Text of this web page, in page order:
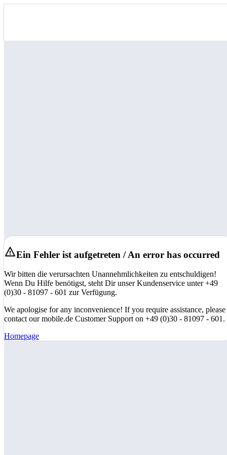
Ein Fehler ist aufgetreten / An error has occurred
Wir bitten die verursachten Unannehmlichkeiten zu entschuldigen!
Wenn Du Hilfe benötigst, steht Dir unser Kundenservice unter +49
(0)30 - 81097 - 601 zur Verfügung.
We apologise for any inconvenience! If you require assistance, please
contact our mobile.de Customer Support on +49 (0)30 - 81097 - 601.
Homepage